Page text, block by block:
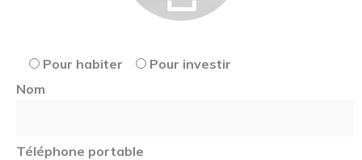
Pour habiter
Pour investir
Nom
Téléphone portable